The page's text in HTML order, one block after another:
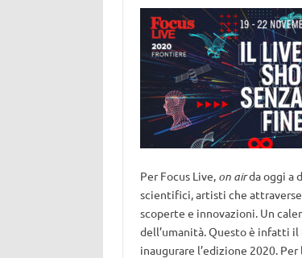
Per Focus Live, on airda oggi a
scientifici, artisti che
scoperte e innovazioni. Un
dell’umanità. Questo è infatti il
inaugurare l’edizione 2020. Per